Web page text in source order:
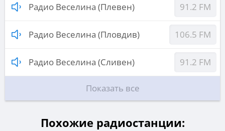
Радио Веселина (Плевен) 91.2 FM
Радио Веселина (Пловдив) 106.5 FM
Радио Веселина (Сливен) 91.2 FM
Показать все
Похожие радиостанции: